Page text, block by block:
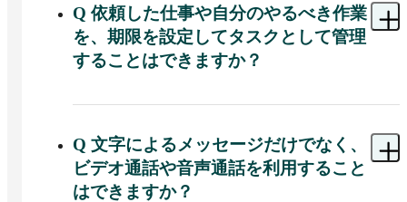
プロードされた文書や画像などのデータを後から
一覧で確認して管理することが可能です。
Q 依頼した仕事や自分のやるべき作業
を、期限を設定してタスクとして管理
することはできますか？
A Chatworkでは管理することが可能です。コミュ
をメッセージから直接タスクとして作成し、期限
や担当者を設定して管理することで、業務の対応
漏れを防ぐことが可能です。
Q 文字によるメッセージだけでなく、
ビデオ通話や音声通話を利用すること
はできますか？